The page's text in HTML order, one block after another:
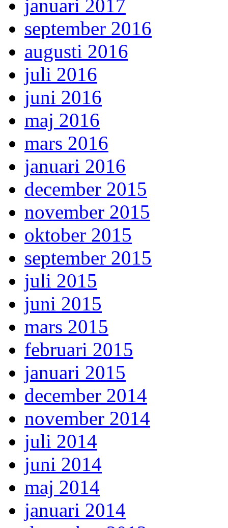
januari 2017
september 2016
augusti 2016
juli 2016
juni 2016
maj 2016
mars 2016
januari 2016
december 2015
november 2015
oktober 2015
september 2015
juli 2015
juni 2015
mars 2015
februari 2015
januari 2015
december 2014
november 2014
juli 2014
juni 2014
maj 2014
januari 2014